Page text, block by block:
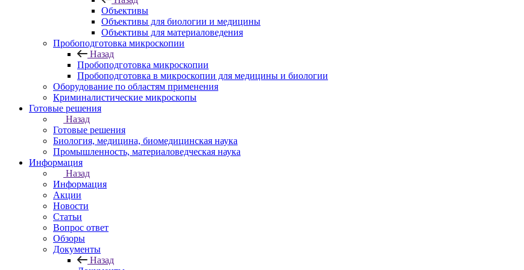
Объективы
Объективы для биологии и медицины
Объективы для материаловедения
Пробоподготовка микроскопии
Назад
Пробоподготовка микроскопии
Пробоподготовка в микроскопии для медицины и биологии
Оборудование по областям применения
Криминалистические микроскопы
Готовые решения
Назад
Готовые решения
Биология, медицина, биомедицинская наука
Промышленность, материаловедческая наука
Информация
Назад
Информация
Акции
Новости
Статьи
Вопрос ответ
Обзоры
Документы
Назад